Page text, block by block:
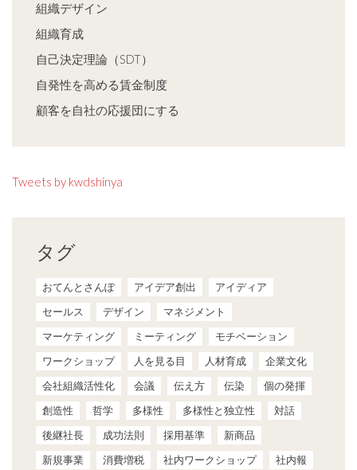
組織デザイン
組織育成
自己決定理論（SDT）
自発性を高める賃金制度
顧客を自社の応援団にする
Tweets by kwdshinya
タグ
おてんとさんぽ アイデア創出
アイディア
セールス
デザイン
マネジメント
マーケティング
ミーティング
モチベーション
ワークショップ
人を見る目 人材育成
企業文化
会社組織活性化
会議 伝え方 伝染
個の発揮
創造性
哲学 多様性 多様性と独立性
対話
後継社長
成功法則 採用基準
新商品
新規事業
消費増税 社内ワークショップ
社内報